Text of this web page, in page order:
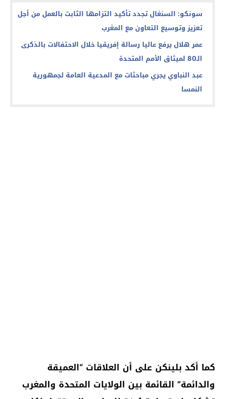
سونكو: السنغال تجدد تأكيد التزامها الثابت بالعمل من أجل
تعزيز وتوسيع التعاون مع المغرب
عمر هلال يرفع عاليا رسالة إفريقيا خلال الاحتفالات بالذكرى
الـ80 لميثاق الأمم المتحدة
عبد النباوي يجري مباحثات مع المدعية العامة لجمهورية
النمسا
كما أكد بلينكن على أن العلاقات “العميقة
والدائمة” القائمة بين الولايات المتحدة والمغرب